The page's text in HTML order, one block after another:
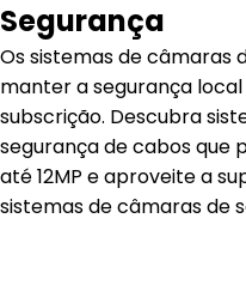
Segurança
Os sistemas de câmaras
manter a segurança
subscrição. Descubra
segurança de cabos que
até 12MP e aproveite a
sistemas de câmaras de